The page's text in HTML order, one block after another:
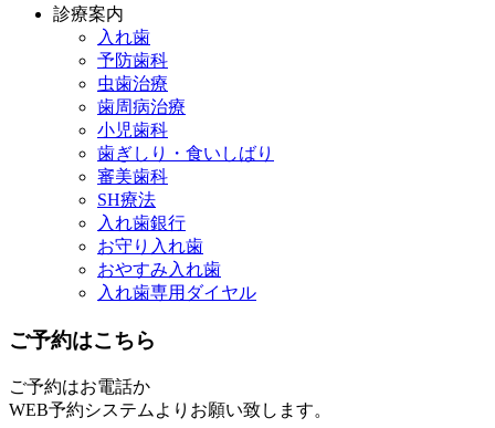
診療案内
入れ歯
予防歯科
虫歯治療
歯周病治療
小児歯科
歯ぎしり・食いしばり
審美歯科
SH療法
入れ歯銀行
お守り入れ歯
おやすみ入れ歯
入れ歯専用ダイヤル
ご予約はこちら
ご予約はお電話か
WEB予約システムよりお願い致します。